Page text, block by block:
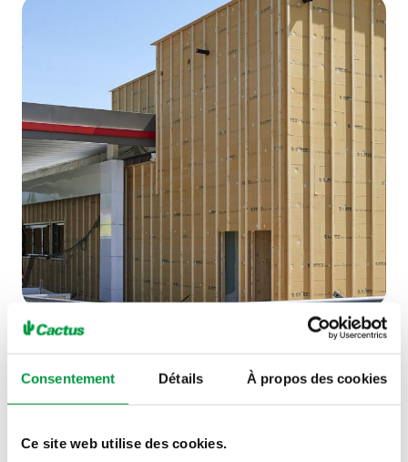
Consentement Détails À propos des cookies
Ce site web utilise des cookies.